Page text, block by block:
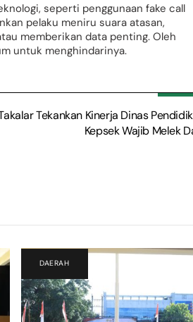
seperti penggunaan fake call
pelaku meniru suara atasan,
memberikan data penting. Oleh
untuk menghindarinya.
Tekankan Kinerja Dinas
Kepsek Wajib Melek
DAERAH